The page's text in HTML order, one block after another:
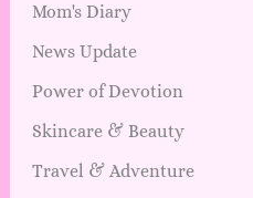
Mom's Diary
News Update
Power of Devotion
Skincare & Beauty
Travel & Adventure